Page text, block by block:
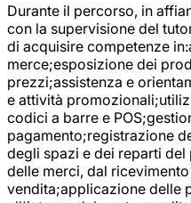
Durante il percorso, in
con la supervisione del
di acquisire competenze
merce;esposizione dei
prezzi;assistenza e
e attività
codici a barre e
pagamento;registrazione
degli spazi e dei reparti
delle merci, dal
vendita;applicazione delle